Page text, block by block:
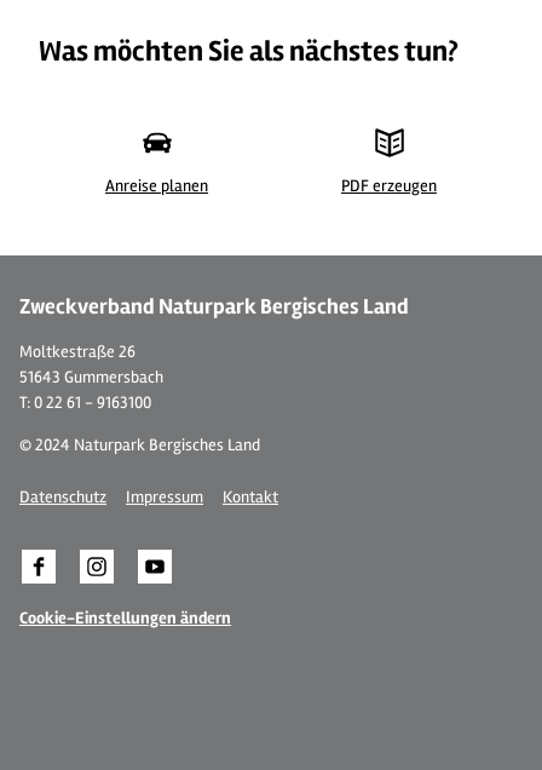
Was möchten Sie als nächstes tun?
Anreise planen PDF erzeugen
Zweckverband Naturpark Bergisches Land
Moltkestraße 26
51643 Gummersbach
T: 0 22 61 - 9163100
© 2024 Naturpark Bergisches Land
Datenschutz Impressum Kontakt
Cookie-Einstellungen ändern